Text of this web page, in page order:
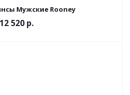
Мужские Rooney
12 520 р.